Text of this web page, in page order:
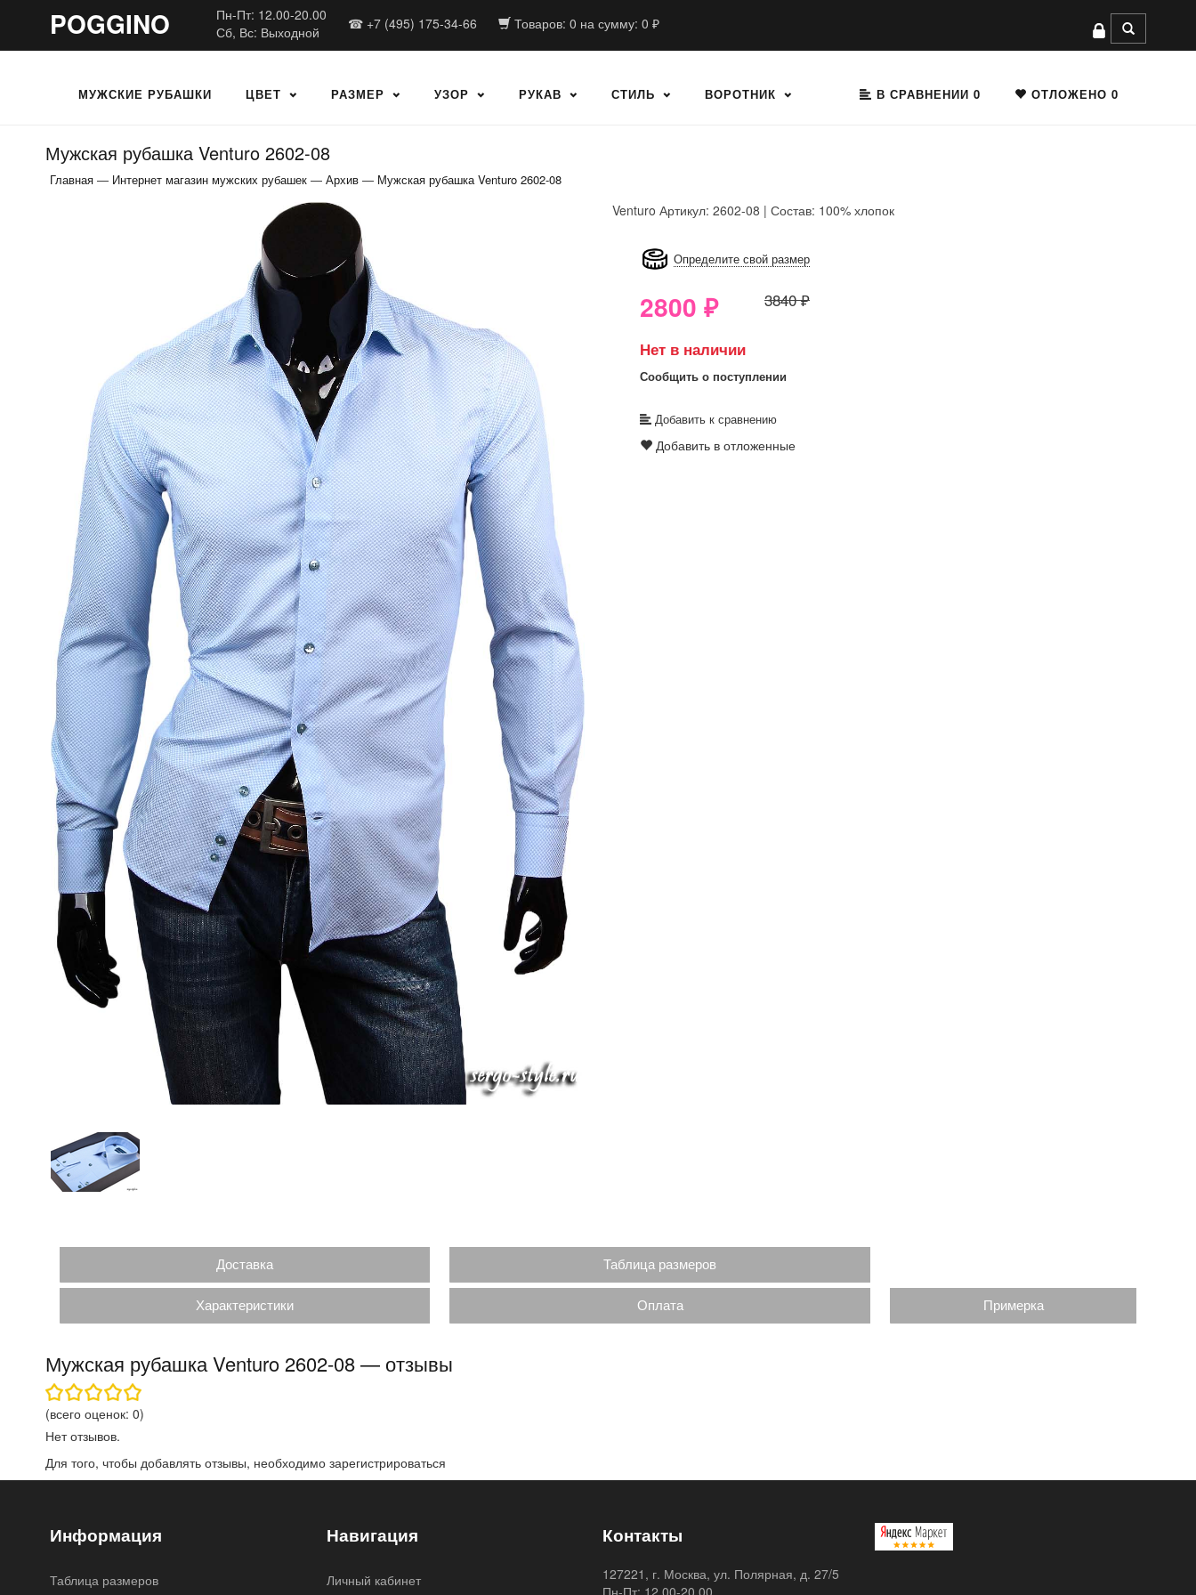
POGGINO
Пн-Пт: 12.00-20.00
Сб, Вс: Выходной
☎ +7 (495) 175-34-66 Товаров: 0 на сумму: 0 ₽
МУЖСКИЕ РУБАШКИ ЦВЕТ РАЗМЕР УЗОР РУКАВ СТИЛЬ ВОРОТНИК В СРАВНЕНИИ 0 ОТЛОЖЕНО 0
Мужская рубашка Venturo 2602-08
Главная — Интернет магазин мужских рубашек — Архив — Мужская рубашка Venturo 2602-08
Venturo Артикул: 2602-08 | Состав: 100% хлопок
Определите свой размер
2800 ₽ 3840 ₽
Нет в наличии
Сообщить о поступлении
Добавить к сравнению
Добавить в отложенные
Доставка Таблица размеров
Характеристики Оплата Примерка
Мужская рубашка Venturo 2602-08 — отзывы
(всего оценок: 0)
Нет отзывов.
Для того, чтобы добавлять отзывы, необходимо зарегистрироваться
Информация
Таблица размеров
Навигация
Личный кабинет
Контакты
127221, г. Москва, ул. Полярная, д. 27/5